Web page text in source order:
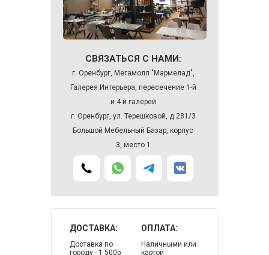
СВЯЗАТЬСЯ С НАМИ:
г. Оренбург, Мегамолл "Мармелад",
Галерея Интерьера, пересечение 1-й
и 4-й галерей
г. Оренбург, ул. Терешковой, д 281/3
Большой Мебельный Базар, корпус
3, место 1
ДОСТАВКА:
Доставка по
городу - 1 500р
ОПЛАТА:
Наличными или
картой